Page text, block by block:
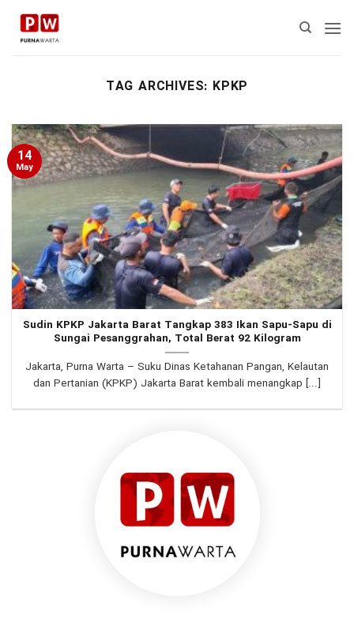
Skip
content
TAG ARCHIVES: KPKP
Sudin KPKP Jakarta Barat Tangkap 383 Ikan Sapu-Sapu di
Sungai Pesanggrahan, Total Berat 92 Kilogram
Jakarta, Purna Warta – Suku Dinas Ketahanan Pangan, Kelautan
dan Pertanian (KPKP) Jakarta Barat kembali menangkap [...]
14
May